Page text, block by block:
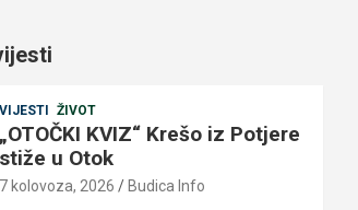
VIJESTI ŽIVOT
„OTOČKI KVIZ“ Krešo iz Potjere
stiže u Otok
7 kolovoza, 2026 Budica Info